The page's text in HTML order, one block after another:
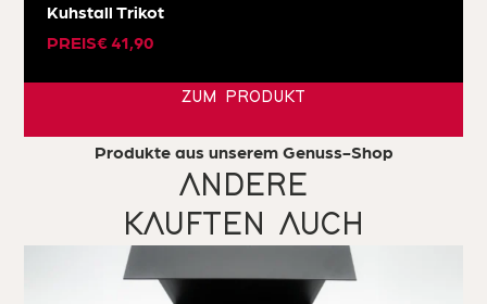
Kuhstall Trikot
PREIS€41,90
ZUM PRODUKT
Produkte aus unserem Genuss-Shop
ANDERE
KAUFTEN AUCH